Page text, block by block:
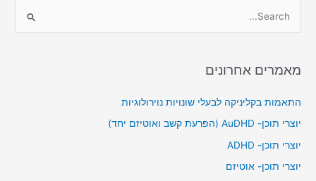
r
o
r
מאמרים אחרונים
התאמות בקליניקה לבעלי שונויות נוירולוגיות
יוצרי תוכן- AuDHD (הפרעת קשב ואוטיזם יחד)
יוצרי תוכן- ADHD
יוצרי תוכן- אוטיזם